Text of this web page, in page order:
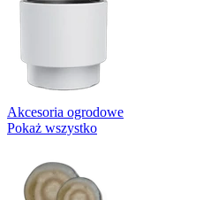
Akcesoria ogrodowe
Pokaż wszystko